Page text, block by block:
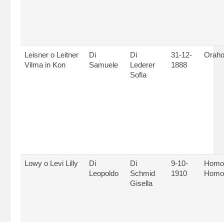
Leisner o Leitner
Vilma in Kon
Di
Samuele
Di
Lederer
Sofia
31-12-
1888
Lowy o Levi Lilly
Di
Leopoldo
Di
Schmid
Gisella
9-10-
1910